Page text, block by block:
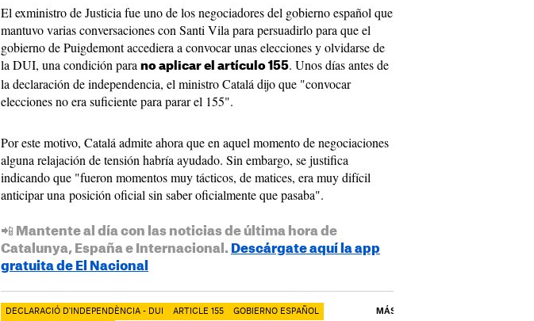
El exministro de Justicia fue uno de los negociadores del gobierno español que
mantuvo varias conversaciones con Santi Vila para persuadirlo para que el
gobierno de Puigdemont accediera a convocar unas elecciones y olvidarse de
la DUI, una condición para no aplicar el artículo 155. Unos días antes de
la declaración de independencia, el ministro Catalá dijo que "convocar
elecciones no era suficiente para parar el 155".
Por este motivo, Catalá admite ahora que en aquel momento de negociaciones
alguna relajación de tensión habría ayudado. Sin embargo, se justifica
indicando que "fueron momentos muy tácticos, de matices, era muy difícil
anticipar una posición oficial sin saber oficialmente que pasaba".
📲 Mantente al día con las noticias de última hora de
Catalunya, España e Internacional. Descárgate aquí la app
gratuita de El Nacional
DECLARACIÓ D'INDEPENDÈNCIA - DUI ARTICLE 155 GOBIERNO ESPAÑOL MÁS